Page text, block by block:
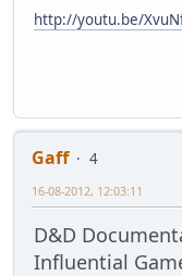
http://youtu.be/
Gaff
4
16-08-2012, 12:03:11
D&D
Influential